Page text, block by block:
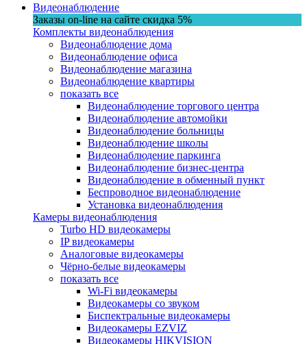
Видеонаблюдение
Заказы on-line на сaйте скидка 5%
Комплекты видеонаблюдения
Видеонаблюдение дома
Видеонаблюдение офиса
Видеонаблюдение магазина
Видеонаблюдение квартиры
показать все
Видеонаблюдение торгового центра
Видеонаблюдение автомойки
Видеонаблюдение больницы
Видеонаблюдение школы
Видеонаблюдение паркинга
Видеонаблюдение бизнес-центра
Видеонаблюдение в обменный пункт
Беспроводное видеонаблюдение
Установка видеонаблюдения
Камеры видеонаблюдения
Turbo HD видеокамеры
IP видеокамеры
Аналоговые видеокамеры
Чёрно-белые видеокамеры
показать все
Wi-Fi видеокамеры
Видеокамеры со звуком
Биспектральные видеокамеры
Видеокамеры EZVIZ
Видеокамеры HIKVISION